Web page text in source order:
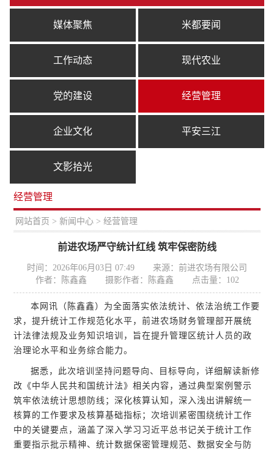
媒体聚焦 米都要闻
工作动态 现代农业
党的建设 经营管理
企业文化 平安三江
文影拾光
经营管理
网站首页 > 新闻中心 > 经营管理
前进农场严守统计红线 筑牢保密防线
时间：2026年06月03日 07:49
来源：前进农场有限公司
作者：陈鑫鑫
摄影作者：陈鑫鑫 点击量： 102
本网讯（陈鑫鑫）为全面落实依法统计、依法治统工作要
求，提升统计工作规范化水平，前进农场财务管理部开展统
计法律法规及业务知识培训，旨在提升管理区统计人员的政
治理论水平和业务综合能力。
据悉，此次培训坚持问题导向、目标导向，详细解读新修
改《中华人民共和国统计法》相关内容，通过典型案例警示
筑牢依法统计思想防线；深化核算认知，深入浅出讲解统一
核算的工作要求及核算基础指标；次培训紧密围绕统计工作
中的关键要点，涵盖了深入学习习近平总书记关于统计工作
重要指示批示精神、统计数据保密管理规范、数据安全与防